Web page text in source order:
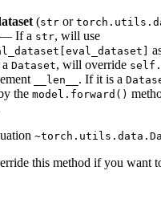
(str or
If a str, will use
Dataset, will override
__len__ . If it is a
the model.forward()
this method if you want